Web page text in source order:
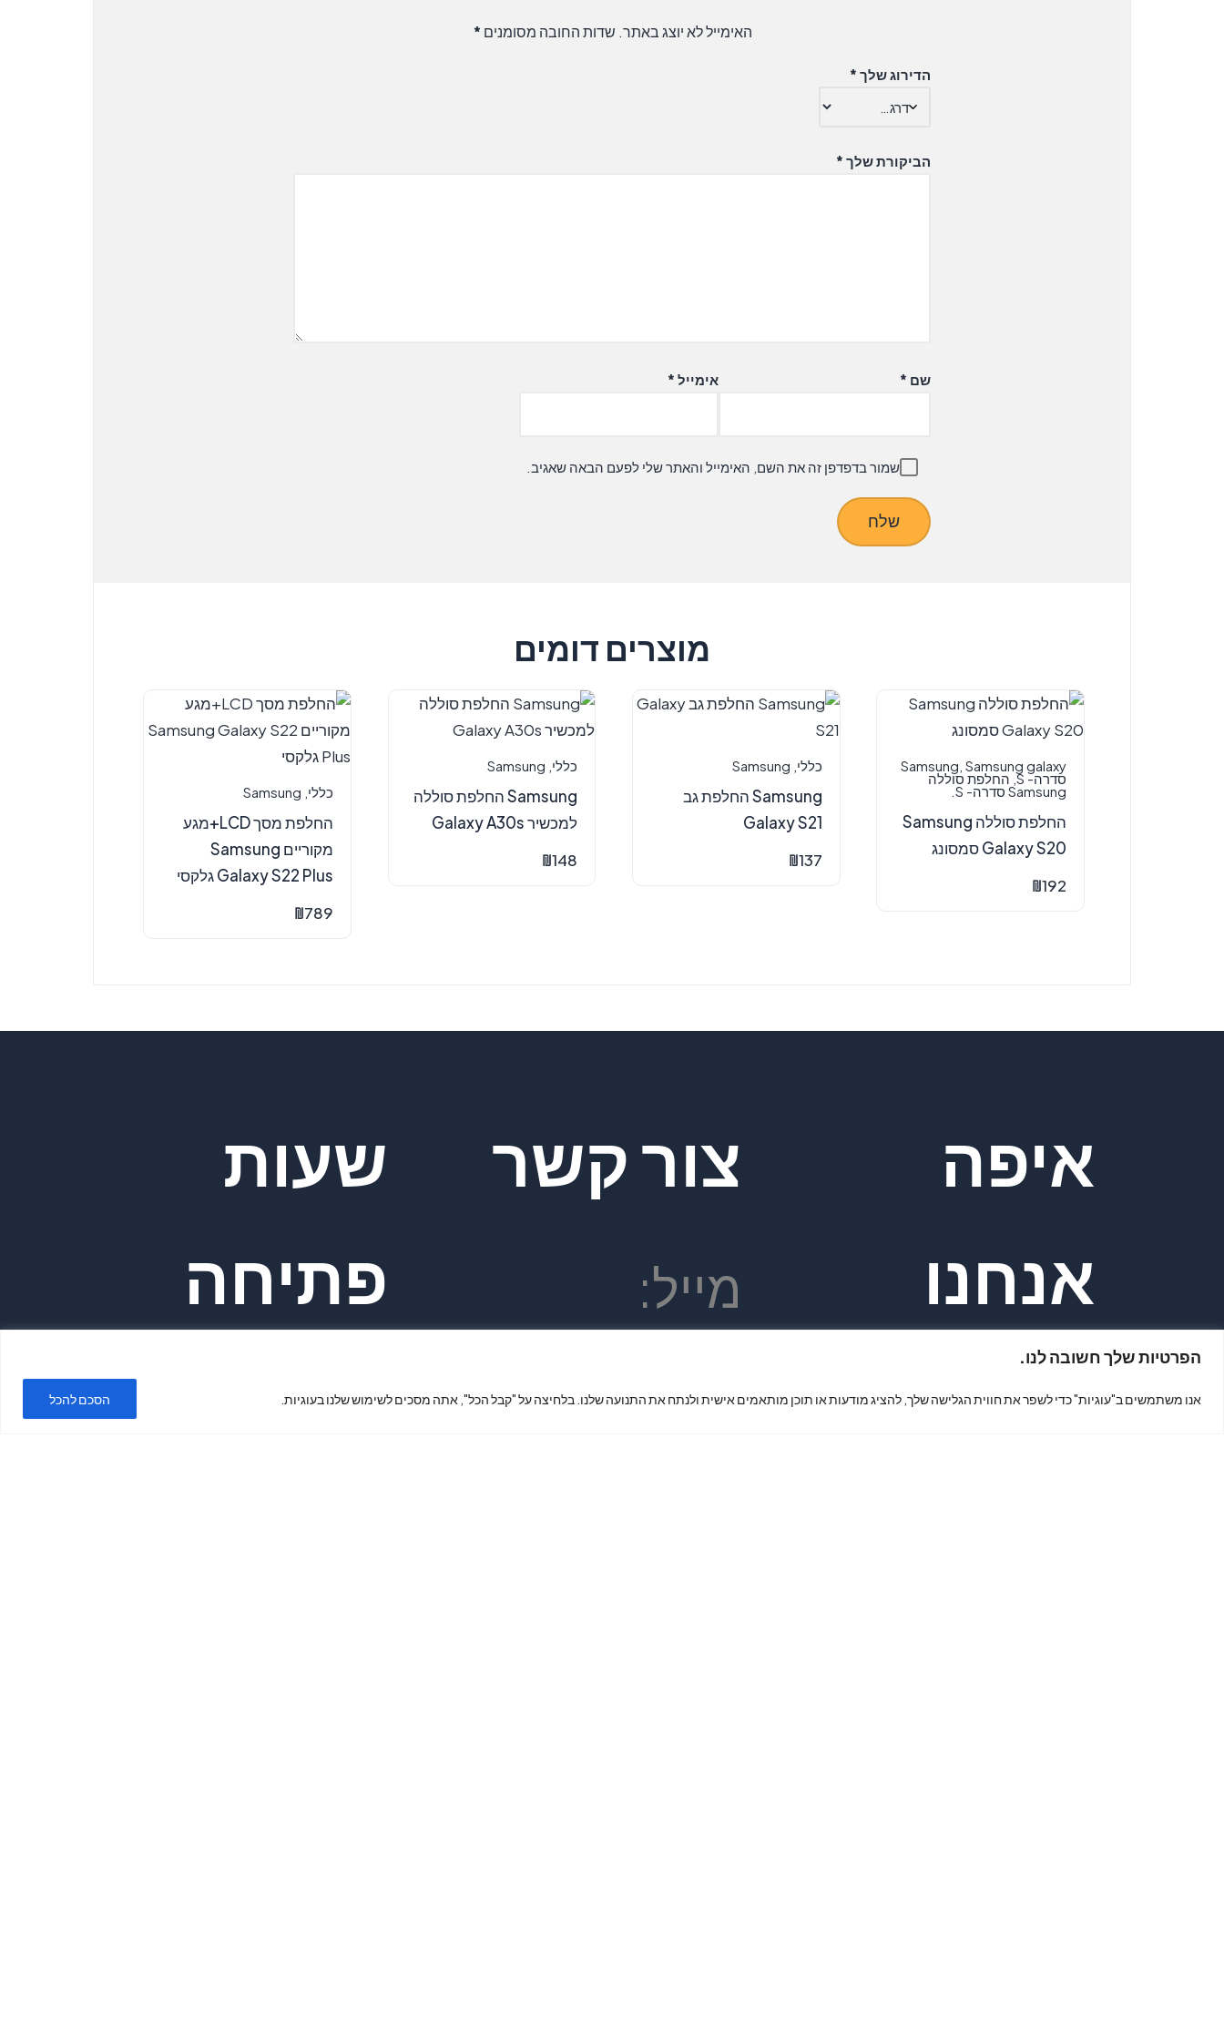
הפרטיות שלך חשובה לנו.
אנו משתמשים ב"עוגיות" כדי לשפר את חווית הגלישה שלך, להציג מודעות או תוכן מותאמים אישית ולנתח את התנועה שלנו. בלחיצה על "קבל הכל", אתה מסכים לשימוש שלנו בעוגיות. הסכם להכל
האימייל לא יוצג באתר. שדות החובה מסומנים *
הדירוג שלך *
הביקורת שלך *
שם * אימייל *
שמור בדפדפן זה את השם, האימייל והאתר שלי לפעם הבאה שאגיב.
מוצרים דומים
Samsung Samsung galaxy
סדרה- S , החלפת סוללה
Samsung סדרה- S.
‏החלפת סוללה Samsung
Galaxy S20 סמסונג
₪192
כללי Samsung
Samsung החלפת גב
Galaxy S21
₪137
כללי Samsung
Samsung החלפת סוללה
למכשיר Galaxy A30s
₪148
כללי Samsung
החלפת מסך LCD+מגע
מקוריים Samsung
Galaxy S22 Plus גלקסי
₪789
שעות
פתיחה
ימים א'-ה'
צור קשר
מייל:
king7phone
איפה
אנחנו
נמצאים?